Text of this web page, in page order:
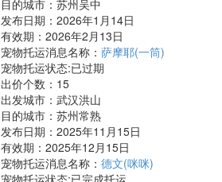
目的城市：苏州吴中
发布日期：2026年1月14日
有效期：2026年2月13日
宠物托运消息名称： 萨摩耶(一筒)
宠物托运状态:已过期
出价个数： 15
出发城市：武汉洪山
目的城市：苏州常熟
发布日期：2025年11月15日
有效期：2025年12月15日
宠物托运消息名称： 德文(咪咪)
宠物托运状态:已完成托运